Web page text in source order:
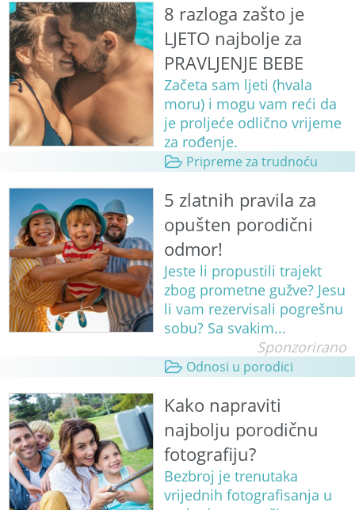
8 razloga zašto je
LJETO najbolje za
PRAVLJENJE BEBE
Začeta sam ljeti (hvala
moru) i mogu vam reći da
je proljeće odlično vrijeme
za rođenje.
Pripreme za trudnoću
5 zlatnih pravila za
opušten porodični
odmor!
Jeste li propustili trajekt
zbog prometne gužve? Jesu
li vam rezervisali pogrešnu
sobu? Sa svakim...
Sponzorirano
Odnosi u porodici
Kako napraviti
najbolju porodičnu
fotografiju?
Bezbroj je trenutaka
vrijednih fotografisanja u